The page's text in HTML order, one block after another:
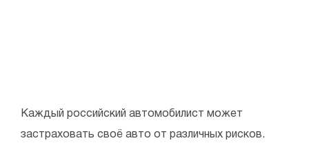
Каждый российский автомобилист может
застраховать своё авто от различных рисков.